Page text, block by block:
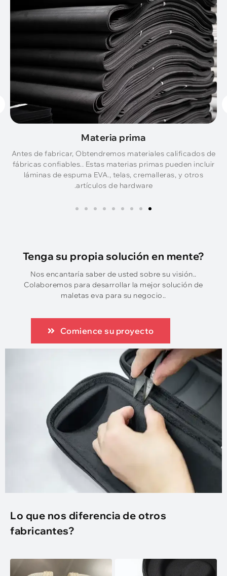
Materia prima
Antes de fabricar, Obtendremos materiales calificados de
fábricas confiables.. Estas materias primas pueden incluir
láminas de espuma EVA., telas, cremalleras, y otros
artículos de hardware.
Tenga su propia solución en mente?
Nos encantaría saber de usted sobre su visión..
Colaboremos para desarrollar la mejor solución de
maletas eva para su negocio..
Comience su proyecto
Lo que nos diferencia de otros
fabricantes?